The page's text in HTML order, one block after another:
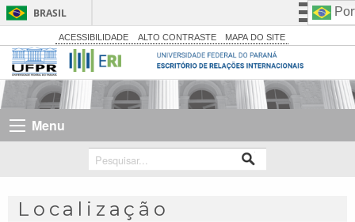
BRASIL
Simplifique!
Comunica BR
Participe
Legislação
Canais
ACESSIBILIDADE ALTO CONTRASTE MAPA DO SITE
Menu
Localização